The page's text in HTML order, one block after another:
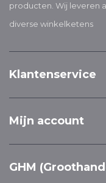
producten. Wij leveren
diverse winkelketens
Klantenservice
Mijn account
GHM